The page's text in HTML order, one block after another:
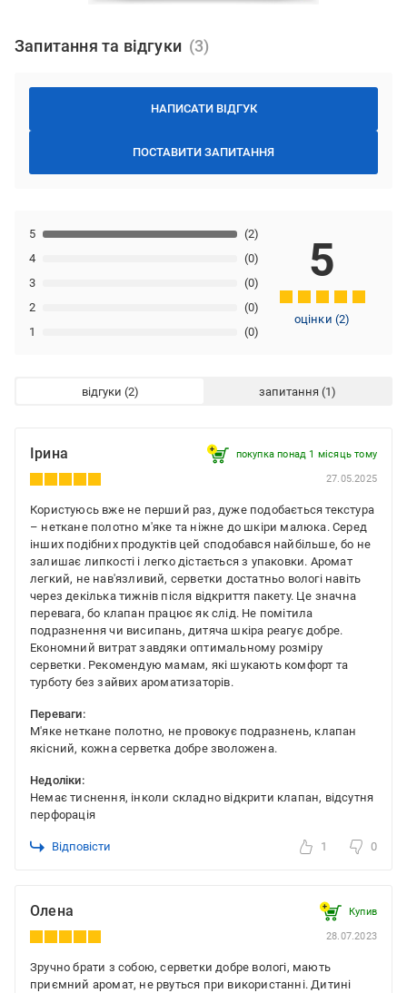
Запитання та відгуки
НАПИСАТИ ВІДГУК
ПОСТАВИТИ ЗАПИТАННЯ
1 (0)
2 (0)
3 (0)
4 (0)
5 (2)
5
оцінки(2)
відгуки запитання
Ірина покупка понад 1 місяць тому
27.05.2025
Користуюсь вже не перший раз, дуже подобається текстура
– неткане полотно м'яке та ніжне до шкіри малюка. Серед
інших подібних продуктів цей сподобався найбільше, бо не
залишає липкості і легко дістається з упаковки. Аромат
легкий, не нав'язливий, серветки достатньо вологі навіть
через декілька тижнів після відкриття пакету. Це значна
перевага, бо клапан працює як слід. Не помітила
подразнення чи висипань, дитяча шкіра реагує добре.
Економний витрат завдяки оптимальному розміру
серветки. Рекомендую мамам, які шукають комфорт та
турботу без зайвих ароматизаторів.
Переваги:
М'яке неткане полотно, не провокує подразнень, клапан
якісний, кожна серветка добре зволожена.
Недоліки:
Немає тиснення, інколи складно відкрити клапан, відсутня
перфорація
Відповісти 1 0
Олена Купив
28.07.2023
Зручно брати з собою, серветки добре вологі, мають
приємний аромат, не рвуться при використанні. Дитині